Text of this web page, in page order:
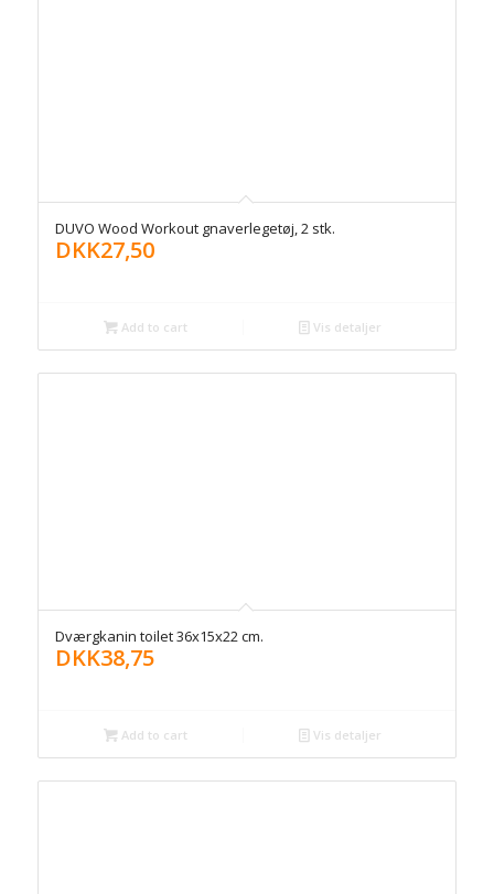
DUVO Wood Workout gnaverlegetøj, 2 stk.
DKK27,50
Add to cart Vis detaljer
Dværgkanin toilet 36x15x22 cm.
DKK38,75
Add to cart Vis detaljer